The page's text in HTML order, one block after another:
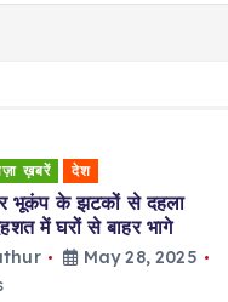
ख़बरें देश
भूकंप के झटकों से दहला
में घरों से बाहर भागे
May 28, 2025